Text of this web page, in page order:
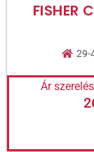
FISHER
29-
Ár